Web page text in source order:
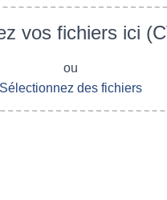
vos fichiers ici
ou
Sélectionnez des fichiers